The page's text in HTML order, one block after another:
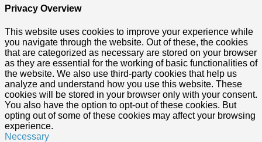
Privacy Overview
This website uses cookies to improve your experience while
you navigate through the website. Out of these, the cookies
that are categorized as necessary are stored on your browser
as they are essential for the working of basic functionalities of
the website. We also use third-party cookies that help us
analyze and understand how you use this website. These
cookies will be stored in your browser only with your consent.
You also have the option to opt-out of these cookies. But
opting out of some of these cookies may affect your browsing
experience.
Necessary